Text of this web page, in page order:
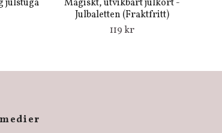
julstuga
Magiskt, utvikbart julkort -
Julbaletten (Fraktfritt)
119 kr